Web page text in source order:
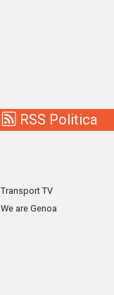
RSS Politica
Transport TV
We are Genoa